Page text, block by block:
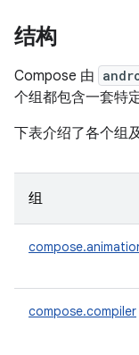
结构
Compose 由
个组都包含一套特
下表介绍了各个组
组
compose.compiler